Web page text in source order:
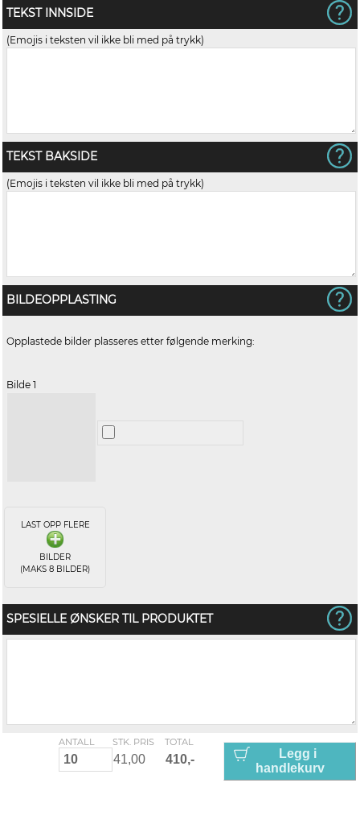
TEKST INNSIDE
(Emojis i teksten vil ikke bli med på trykk)
TEKST BAKSIDE
(Emojis i teksten vil ikke bli med på trykk)
BILDEOPPLASTING
Opplastede bilder plasseres etter følgende merking:
Bilde 1
LAST OPP FLERE
BILDER
(MAKS 8 BILDER)
SPESIELLE ØNSKER TIL PRODUKTET
ANTALL STK. PRIS TOTAL
Legg i
handlekurv